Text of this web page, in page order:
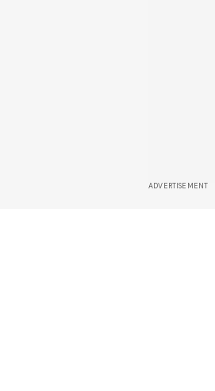
ADVERTISEMENT